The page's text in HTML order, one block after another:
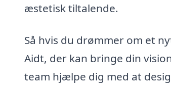
æstetisk tiltalende.
Så hvis du drømmer om et
Aidt, der kan bringe din
team hjælpe dig med at